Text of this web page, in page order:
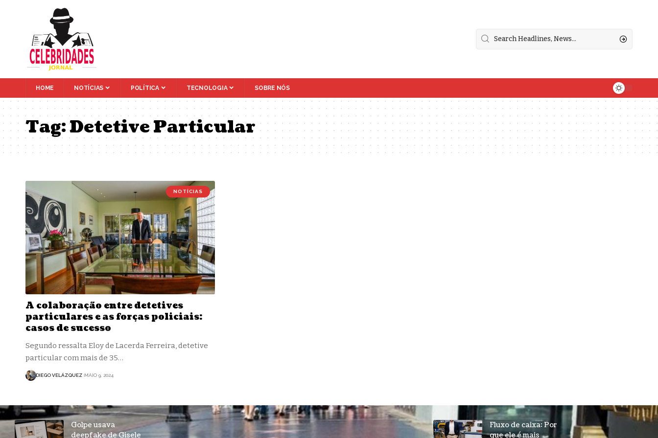
HOME NOTÍCIAS POLÍTICA TECNOLOGIA SOBRE NÓS
Tag:Detetive Particular
NOTÍCIAS
A colaboração entre detetives
particulares e as forças policiais:
casos de sucesso
Segundo ressalta Eloy de Lacerda Ferreira, detetive
particular com mais de 35…
DIEGO VELÁZQUEZ MAIO 9, 2024
Golpe usava
deepfake de Gisele
Fluxo de caixa: Por
que ele é mais